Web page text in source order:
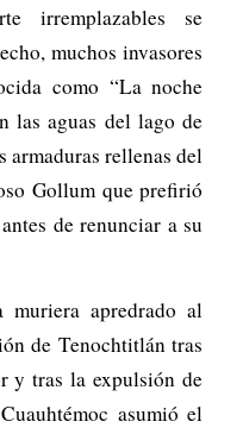
irremplazables se
muchos invasores
como “La noche
las aguas del lago de
armaduras rellenas del
Gollum que prefirió
de renunciar a su
muriera apredrado al
de Tenochtitlán tras
y tras la expulsión de
asumió el